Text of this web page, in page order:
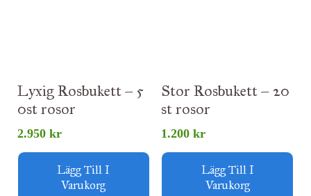
Lyxig Rosbukett – 5
0st rosor
2.950 kr
Lägg Till I
Varukorg
Stor Rosbukett – 20
st rosor
1.200 kr
Lägg Till I
Varukorg